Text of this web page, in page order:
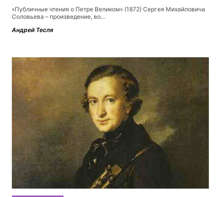
«Публичные чтения о Петре Великом» (1872) Сергея Михайловича
Соловьева – произведение, во...
Андрей Тесля